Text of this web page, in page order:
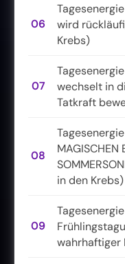
06
wird
Krebs)
07
wechselt in
Tatkraft
08
MAGISCHEN
in den Krebs)
09
wahrhaftiger